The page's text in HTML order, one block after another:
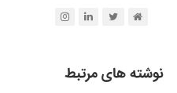
نوشته های مرتبط